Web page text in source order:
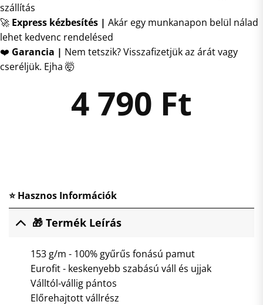
szállítás
🚀 Express kézbesítés | Akár egy munkanapon belül nálad
lehet kedvenc rendelésed
❤️ Garancia | Nem tetszik? Visszafizetjük az árát vagy
cseréljük. Ejha 🤯
4 790 Ft
⭐ Hasznos Információk
🎁 Termék Leírás
153 g/m - 100% gyűrűs fonású pamut
Eurofit - keskenyebb szabású váll és ujjak
Válltól-vállig pántos
Előrehajtott vállrész